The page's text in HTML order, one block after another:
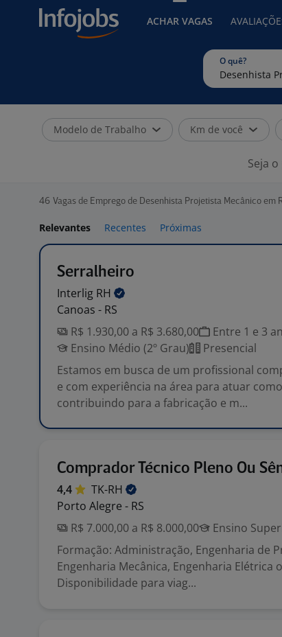
ACHAR VAGAS
O quê?
Modelo de Trabalho Km de você
Seja
46 Vagas de Emprego de Desenhista Projetista Mecânico em
Relevantes Recentes Próximas
Serralheiro
Interlig RH
Canoas - RS
R$ 1.930,00 a R$ 3.680,00
Entre 1 e 3
Ensino Médio (2º Grau)
Presencial
Estamos em busca de um profissional
e com experiência na área para atuar
contribuindo para a fabricação e m...
Comprador Técnico Pleno Ou
4,4
TK-RH
Porto Alegre - RS
R$ 7.000,00 a R$ 8.000,00
Ensino
Formação: Administração, Engenharia de
Engenharia Mecânica, Engenharia Elétrica
Disponibilidade para viag...